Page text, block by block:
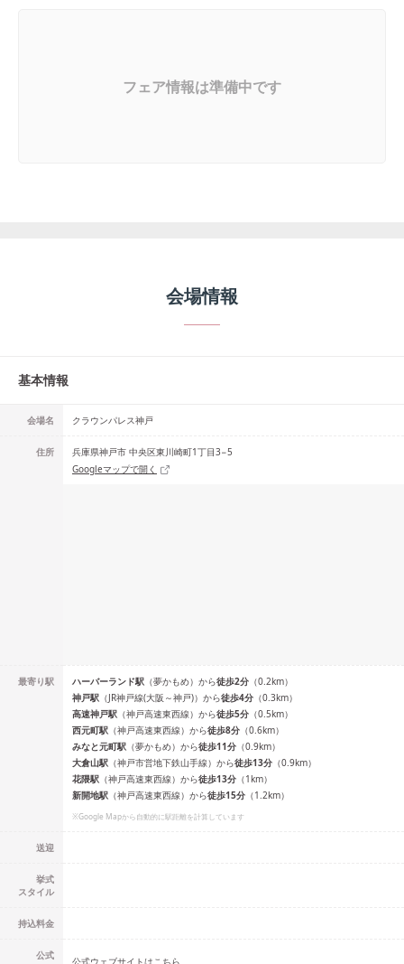
フェア情報は準備中です
会場情報
基本情報
会場名 クラウンパレス神戸
住所
兵庫県神戸市 中央区東川崎町1丁目3−5
Googleマップで開く
最寄り駅 ハーバーランド駅 （夢かもめ） から徒歩2分 （0.2km）
神戸駅 （JR神戸線(大阪～神戸)） から徒歩4分 （0.3km）
高速神戸駅 （神戸高速東西線） から徒歩5分 （0.5km）
西元町駅 （神戸高速東西線） から徒歩8分 （0.6km）
みなと元町駅 （夢かもめ） から徒歩11分 （0.9km）
大倉山駅 （神戸市営地下鉄山手線） から徒歩13分 （0.9km）
花隈駅 （神戸高速東西線） から徒歩13分 （1km）
新開地駅 （神戸高速東西線） から徒歩15分 （1.2km）
※Google Mapから自動的に駅距離を計算しています
送迎
挙式
スタイル
持込料金
公式
公式ウェブサイトはこちら